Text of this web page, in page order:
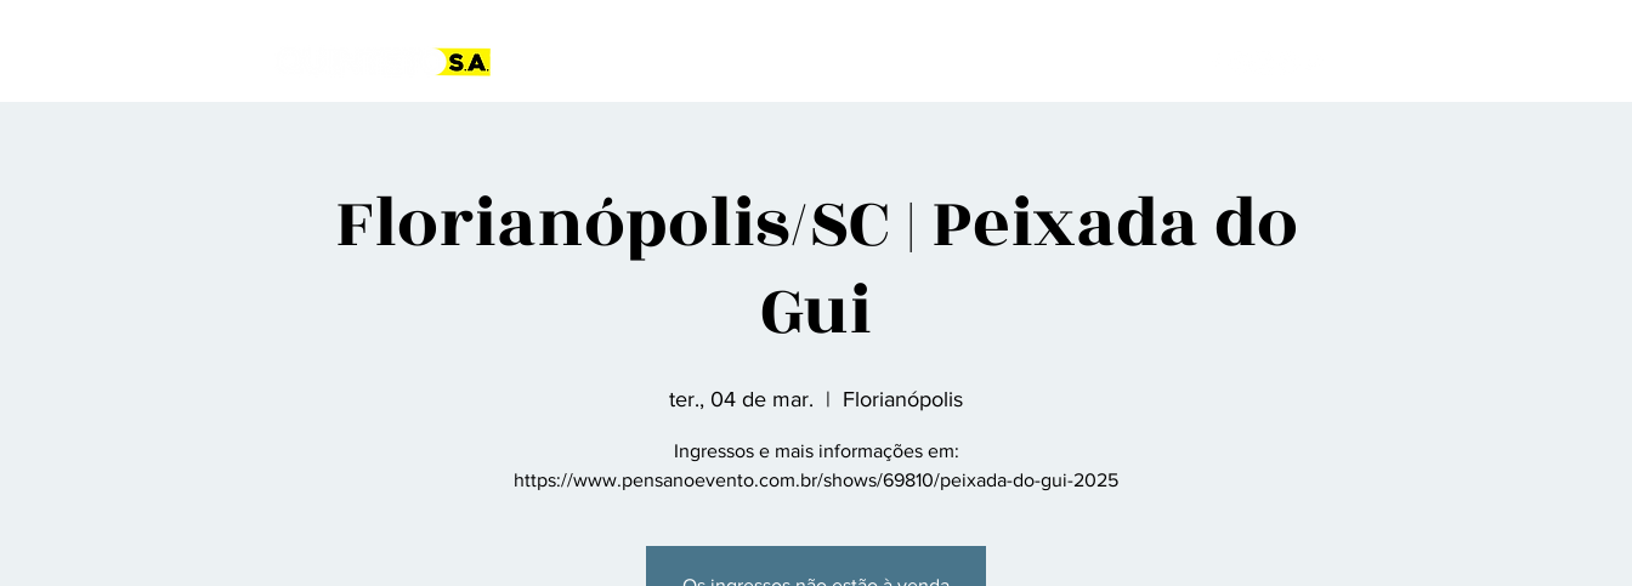
Florianópolis/SC | Peixada do
Gui
ter., 04 de mar.
  |
Florianópolis
Ingressos e mais informações em:
https://www.pensanoevento.com.br/shows/69810/peixada-do-gui-2025